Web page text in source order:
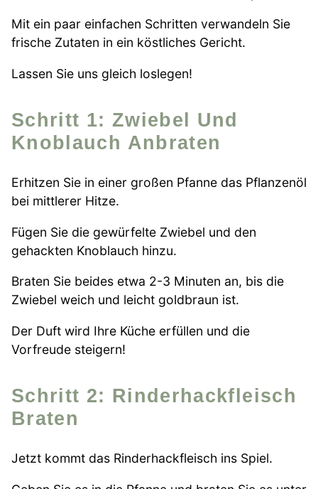
Mit ein paar einfachen Schritten verwandeln Sie
frische Zutaten in ein köstliches Gericht.
Lassen Sie uns gleich loslegen!
Schritt 1: Zwiebel Und
Knoblauch Anbraten
Erhitzen Sie in einer großen Pfanne das Pflanzenöl
bei mittlerer Hitze.
Fügen Sie die gewürfelte Zwiebel und den
gehackten Knoblauch hinzu.
Braten Sie beides etwa 2-3 Minuten an, bis die
Zwiebel weich und leicht goldbraun ist.
Der Duft wird Ihre Küche erfüllen und die
Vorfreude steigern!
Schritt 2: Rinderhackfleisch
Braten
Jetzt kommt das Rinderhackfleisch ins Spiel.